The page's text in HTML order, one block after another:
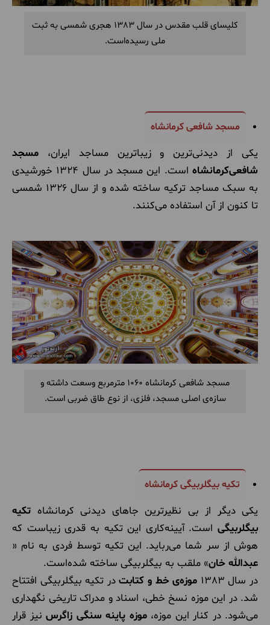
کلیسای قلب مقدس در سال 1383 هجری شمسی به ثبت
ملی رسیده‌است.
مسجد شافعی کرمانشاه
یکی از دیدنی‌ترین و زیباترین مساجد ایران، مسجد
شافعی‌کرمانشاه
است. این مسجد در سال 1324 خورشیدی
به سبک مساجد ترکیه ساخته شده و از سال 1326 شمسی
تا کنون از آن استفاده می‌کنند.
مسجد شافعی کرمانشاه 1060 مترمربع وسعت داشته و
سازه‌ی اصلی مسجد، فلزی، از نوع طاق ضربی است.
تکیه بیگلربیگی کرمانشاه
یکی دیگر از بی نظیرترین جاهای دیدنی کرمانشاه تکیه
بیگلربیگی است. آیینه‌کاری این تکیه به قدری زیباست که
هوش از سر شما می‌رباید. این تکیه توسط فردی به نام «
عبدالله خان» ملقب به بیگلربیگی ساخته شده‌است.
در سال 1383
موزه‌ی خط و کتابتدر تکیه بیگلربیگی افتتاح
شد. در این موزه نسخ خطی، اسناد و مدراک تاریخی نگهداری
می‌شود. در کنار این موزه، موزه پاینه سنگی زاگرس نیز قرار